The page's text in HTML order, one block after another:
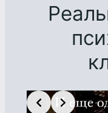
Slide 3 of 7